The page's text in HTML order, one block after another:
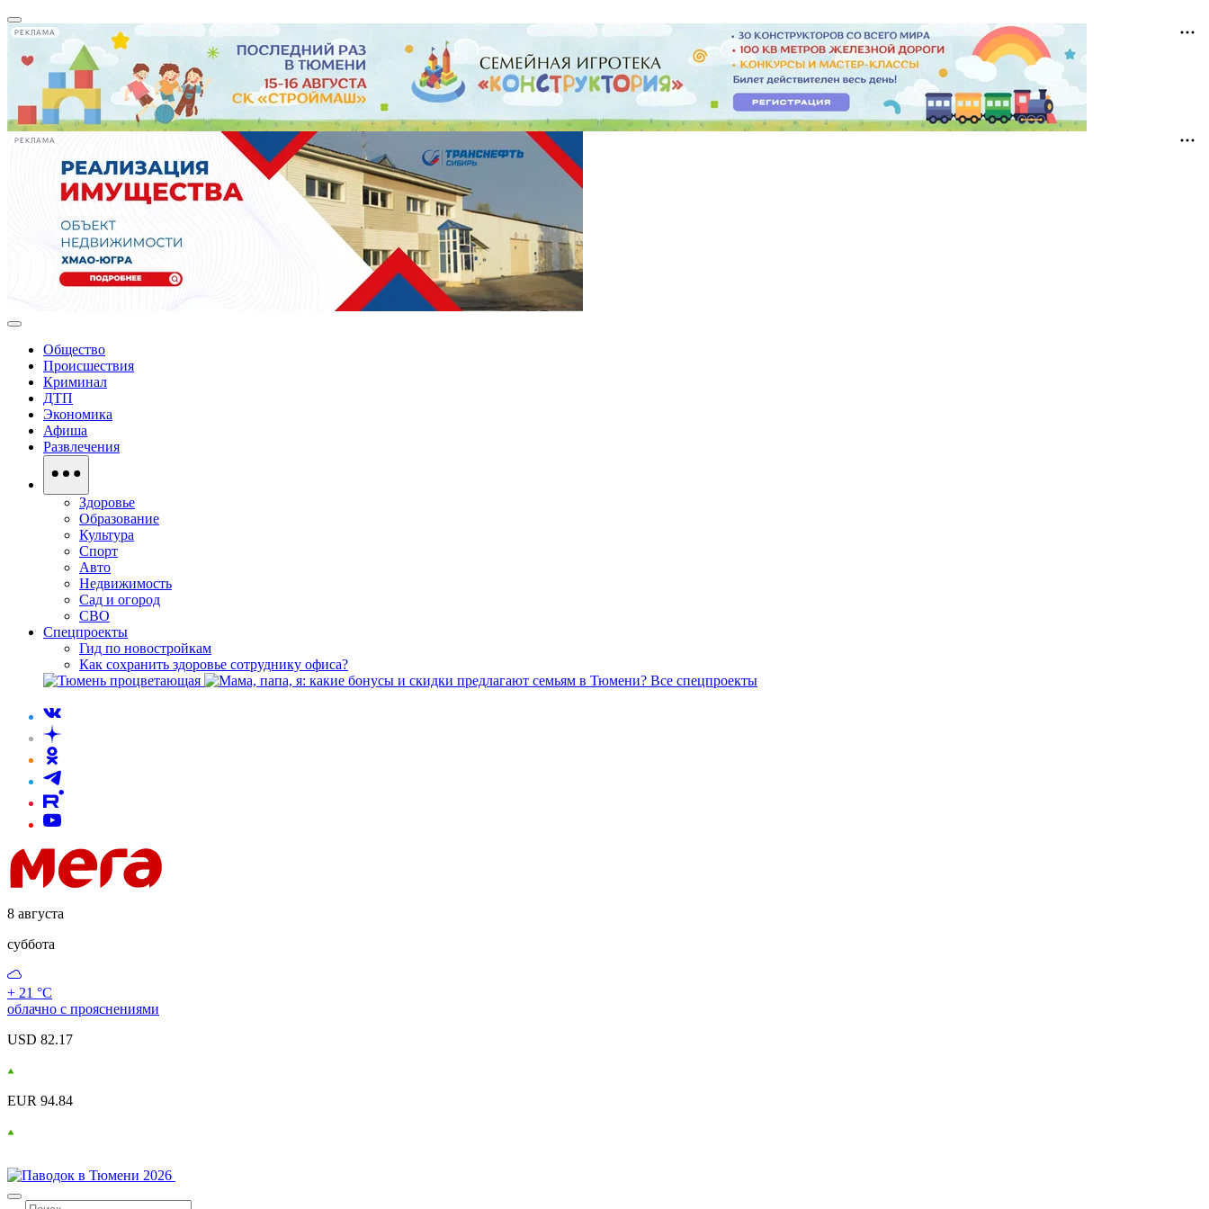
РЕКЛАМА
РЕКЛАМА
Общество
Происшествия
Криминал
ДТП
Экономика
Афиша
Развлечения
Здоровье
Образование
Культура
Спорт
Авто
Недвижимость
Сад и огород
СВО
Спецпроекты
Гид по новостройкам
Как сохранить здоровье сотруднику офиса?
Все спецпроекты
8 августа
суббота
+ 21 °С
облачно с прояснениями
USD 82.17
EUR 94.84